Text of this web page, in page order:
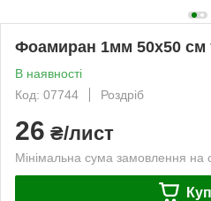
Фоамиран 1мм 50х50 см
В наявності
Код: 07744
Роздріб
26 ₴/лист
Мінімальна сума замовлення на